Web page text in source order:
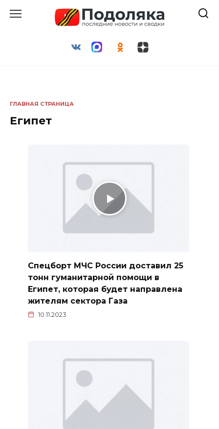
ГЛАВНАЯ СТРАНИЦА
Египет
Спецборт МЧС России доставил 25
тонн гуманитарной помощи в
Египет, которая будет направлена
жителям сектора Газа
10.11.2023